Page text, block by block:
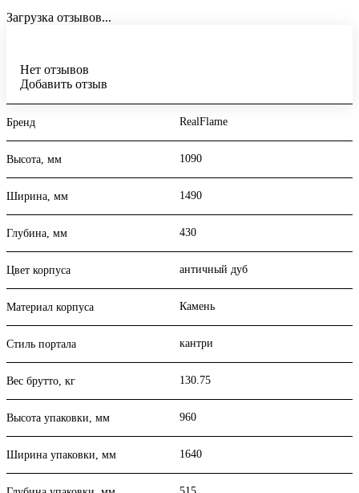
Загрузка отзывов...
Нет отзывов
Добавить отзыв
Бренд RealFlame
Высота, мм 1090
Ширина, мм 1490
Глубина, мм 430
Цвет корпуса античный дуб
Материал корпуса Камень
Стиль портала кантри
Вес брутто, кг 130.75
Высота упаковки, мм 960
Ширина упаковки, мм 1640